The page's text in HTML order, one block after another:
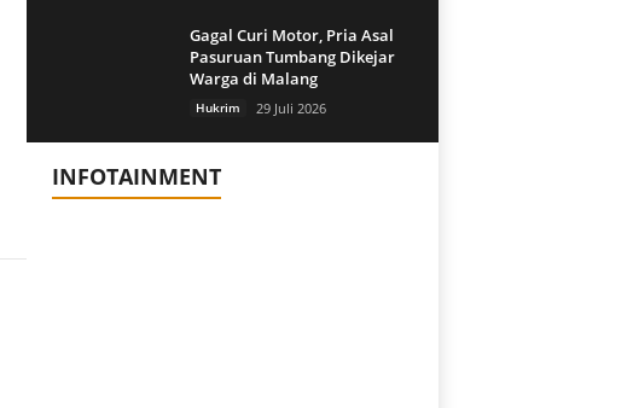
Gagal Curi Motor, Pria Asal
Pasuruan Tumbang Dikejar
Warga di Malang
Hukrim 29 Juli 2026
INFOTAINMENT